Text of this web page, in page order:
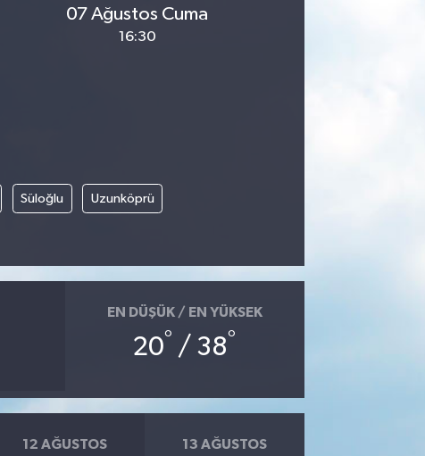
07 Ağustos Cuma
16:30
Süloğlu Uzunköprü
EN DÜŞÜK / EN YÜKSEK
20° / 38°
12 AĞUSTOS 13 AĞUSTOS